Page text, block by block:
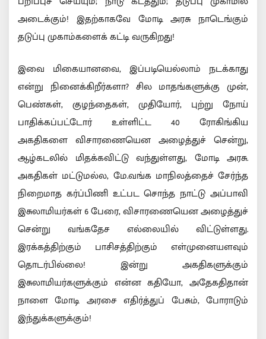
அடைக்கும்! இதற்காகவே மோடி அரசு நாடெங்கும்
தடுப்பு முகாம்களைக் கட்டி வருகிறது!
இவை மிகையானவை, இப்படியெல்லாம் நடக்காது
என்று நினைக்கிறீர்களா? சில மாதங்களுக்கு முன்,
பெண்கள், குழந்தைகள், முதியோர், புற்று நோய்
பாதிக்கப்பட்டோர் உள்ளிட்ட 40 ரோகிங்கிய
அகதிகளை விசாரணையென அழைத்துச் சென்று,
ஆழ்கடலில் மிதக்கவிட்டு வந்துள்ளது, மோடி அரசு.
அகதிகள் மட்டுமல்ல, மே.வங்க மாநிலத்தைச் சேர்ந்த
நிறைமாத கர்ப்பிணி உட்பட சொந்த நாட்டு அப்பாவி
இசுலாமியர்கள் 6 பேரை, விசாரணையென அழைத்துச்
சென்று வங்கதேச எல்லையில் விட்டுள்ளது.
இரக்கத்திற்கும் பாசிசத்திற்கும் எள்முனையளவும்
தொடர்பில்லை! இன்று அகதிகளுக்கும்
இசுலாமியர்களுக்கும் என்ன கதியோ, அதேகதிதான்
நாளை மோடி அரசை எதிர்த்துப் பேசும், போராடும்
இந்துக்களுக்கும்!